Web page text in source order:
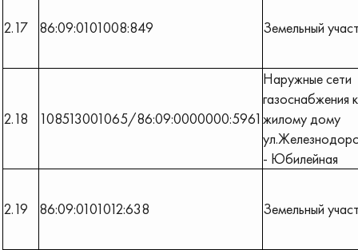
2.17 86:09:0101008:849 Земельный
2.18 108513001065/86:09:0000000:5961
Наружные сети
газоснабжения к
жилому дому
- Юбилейная
2.19 86:09:0101012:638 Земельный